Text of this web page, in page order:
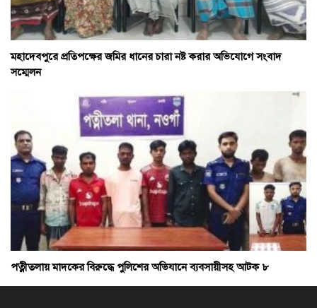
মহাদেবপুরে প্রতিপক্ষের জমির ধানের চারা নষ্ট করার অভিযোগে সংবাদ
সম্মেলন
পত্নীতলায় মাদকের বিরুদ্ধে পুলিশের অভিযানে ব্যবসায়ীসহ আটক ৮